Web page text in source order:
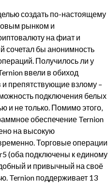
создать по-настоящему
рынком и
на фиат и
сочетал бы анонимность
Получилось ли у
ввели в обиход
препятствующие взлому –
подключения белых
и не только. Помимо этого,
обеспечение Ternion
на высокую
Торговые операции
(оба подключены к единому
и привычный на своё
Ternion поддерживает 13